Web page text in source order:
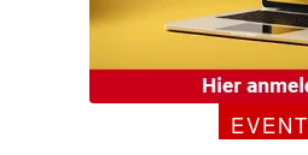
EVENT